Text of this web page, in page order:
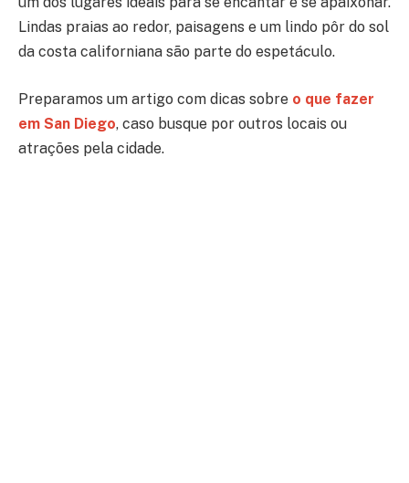
Lindas praias ao redor, paisagens e um lindo pôr do sol
da costa californiana são parte do espetáculo.
Preparamos um artigo com dicas sobre o que fazer
em San Diego, caso busque por outros locais ou
atrações pela cidade.